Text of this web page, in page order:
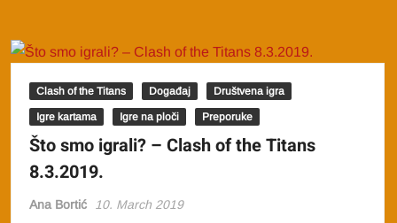
Clash of the Titans Događaj Društvena igra
Igre kartama Igre na ploči Preporuke
Što smo igrali? – Clash of the Titans
8.3.2019.
Ana Bortić 10. March 2019